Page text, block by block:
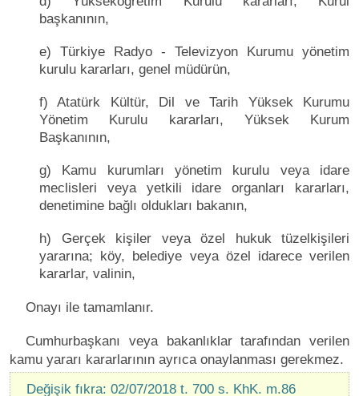
başkanının,
e) Türkiye Radyo - Televizyon Kurumu yönetim
kurulu kararları, genel müdürün,
f) Atatürk Kültür, Dil ve Tarih Yüksek Kurumu
Yönetim Kurulu kararları, Yüksek Kurum
Başkanının,
g) Kamu kurumları yönetim kurulu veya idare
meclisleri veya yetkili idare organları kararları,
denetimine bağlı oldukları bakanın,
h) Gerçek kişiler veya özel hukuk tüzelkişileri
yararına; köy, belediye veya özel idarece verilen
kararlar, valinin,
Onayı ile tamamlanır.
Cumhurbaşkanı veya bakanlıklar tarafından verilen
kamu yararı kararlarının ayrıca onaylanması gerekmez.
Değişik fıkra: 02/07/2018 t. 700 s. KhK. m.86